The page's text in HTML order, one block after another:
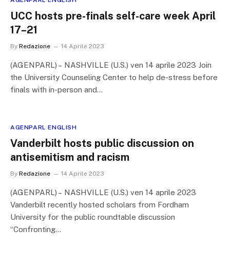
UCC hosts pre-finals self-care week April
17–21
By Redazione 14 Aprile 2023
(AGENPARL) – NASHVILLE (U.S.) ven 14 aprile 2023 Join
the University Counseling Center to help de-stress before
finals with in-person and…
AGENPARL ENGLISH
Vanderbilt hosts public discussion on
antisemitism and racism
By Redazione 14 Aprile 2023
(AGENPARL) – NASHVILLE (U.S.) ven 14 aprile 2023
Vanderbilt recently hosted scholars from Fordham
University for the public roundtable discussion
“Confronting…